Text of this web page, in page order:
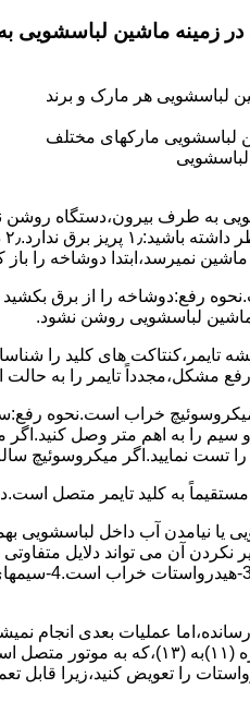
زمینه ماشین لباسشویی
لباسشویی هر مارک و برند
لباسشویی مارکهای مختلف
به طرف ﺑﯿﺮون،دستگاه
نمیرسد،اﺑﺘﺪا دوشاخه را
رﻓﻊ:دوشاخه را از ﺑﺮق
لباسشویی روﺷﻦ نشود.
ﺗﺎﯾﻤﺮ،ﮐﻨﺘﺎﮐﺖ ﻫﺎی ﮐﻠﯿﺪ را
مشکل،مجدداً ﺗﺎﯾﻤﺮ را به حالت
ﻣﯿﮑﺮوﺳﻮﺋﯿﭻ ﺧﺮاب اﺳﺖ.نحوه
دو ﺳﯿﻢ را ﺑﻪ اﻫﻢ ﻣﺘﺮ وصل
ﺗﺴﺖ ﻧﻤﺎﯾﯿﺪ.اﮔﺮ ﻣﯿﮑﺮوﺳﻮﺋﯿﭻ
ﺑﻪ ﮐﻠﯿﺪ ﺗﺎﯾﻤﺮ ﻣﺘﺼﻞ
یا نیامدن آب داخل
ﻫﯿﺪرواﺳﺘﺎت،میبایست ﮐﻨﺘﺎﮐﺖ
را ﺗﻌﻮﯾﺾ ﮐﻨﯿﺪ،زﯾﺮا قابل